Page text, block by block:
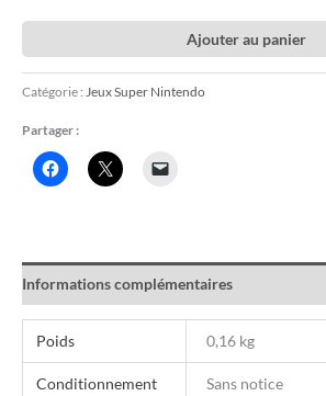
Ajouter au panier
Catégorie : Jeux Super Nintendo
Partager :
Informations complémentaires
Poids 0,16 kg
Conditionnement Sans notice